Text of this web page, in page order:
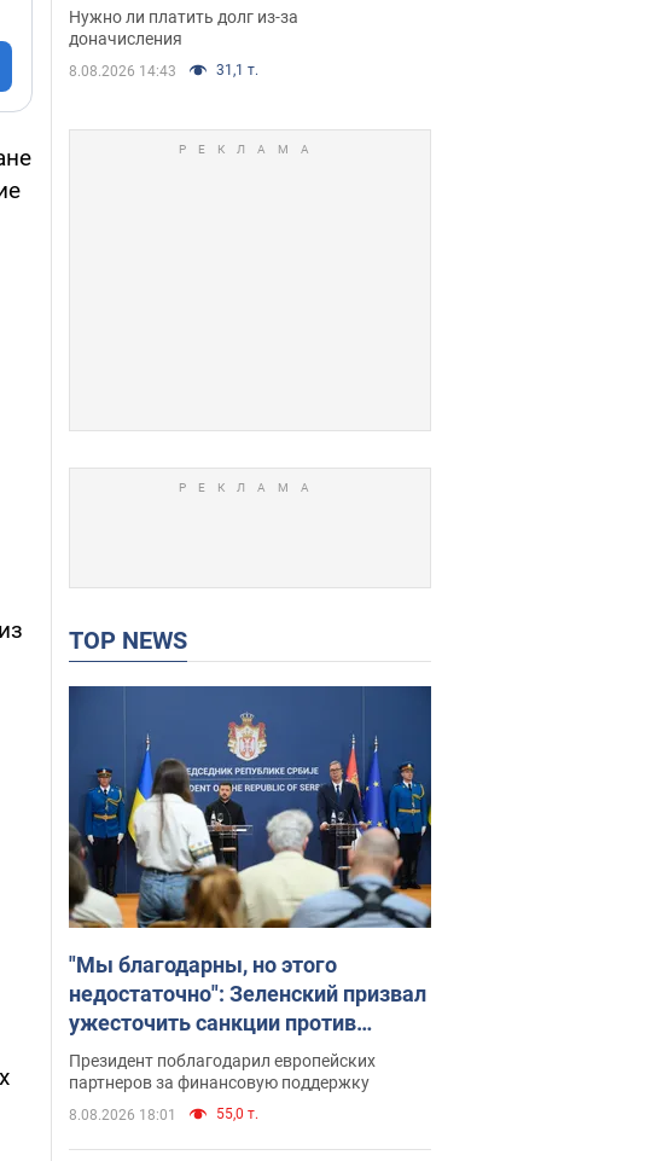
судья вынес
неожиданное решение
Нужно ли платить долг из-за
доначисления
8.08.2026 14:43 31,1 т.
TOP NEWS
"Мы благодарны, но этого
недостаточно": Зеленский призвал
ужесточить санкции против
России
Президент поблагодарил европейских
партнеров за финансовую поддержку
8.08.2026 18:01 55,0 т.